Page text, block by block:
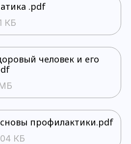
.pdf
КБ
человек и его
профилактики.pdf
КБ